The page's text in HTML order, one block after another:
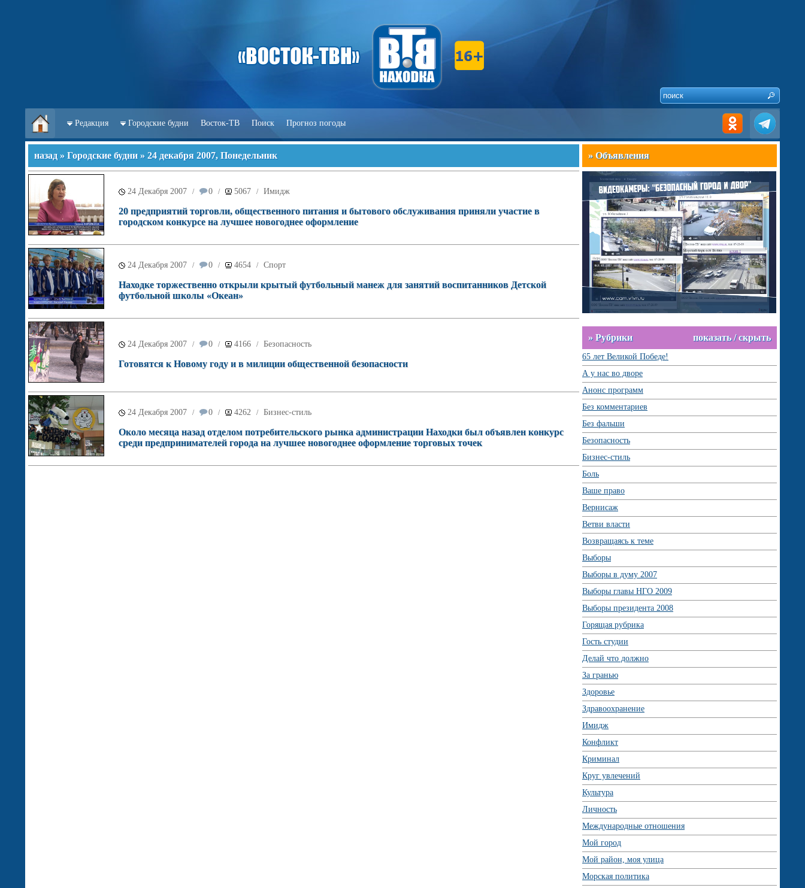
Редакция Городские будни Восток-ТВ Поиск Прогноз погоды
назад » Городские будни » 24 декабря 2007, Понедельник
24 Декабря 2007 / 0 / 5067 / Имидж
20 предприятий торговли, общественного питания и бытового обслуживания приняли участие в
городском конкурсе на лучшее новогоднее оформление
24 Декабря 2007 / 0 / 4654 / Спорт
Находке торжественно открыли крытый футбольный манеж для занятий воспитанников Детской
футбольной школы «Океан»
24 Декабря 2007 / 0 / 4166 / Безопасность
Готовятся к Новому году и в милиции общественной безопасности
24 Декабря 2007 / 0 / 4262 / Бизнес-стиль
Около месяца назад отделом потребительского рынка администрации Находки был объявлен конкурс
среди предпринимателей города на лучшее новогоднее оформление торговых точек
» Объявления
» Рубрики показать / скрыть
65 лет Великой Победе!
А у нас во дворе
Анонс программ
Без комментариев
Без фальши
Безопасность
Бизнес-стиль
Боль
Ваше право
Вернисаж
Ветви власти
Возвращаясь к теме
Выборы
Выборы в думу 2007
Выборы главы НГО 2009
Выборы президента 2008
Горящая рубрика
Гость студии
Делай что должно
За гранью
Здоровье
Здравоохранение
Имидж
Конфликт
Криминал
Круг увлечений
Культура
Личность
Международные отношения
Мой город
Мой район, моя улица
Морская политика